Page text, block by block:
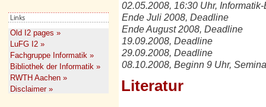
Old I2 pages »
LuFG I2 »
Fachgruppe Informatik »
Bibliothek der Informatik »
RWTH Aachen »
Disclaimer »
02.05.2008, 16:30 Uhr,
Ende Juli 2008, Deadline
Ende August 2008, Deadline
19.09.2008, Deadline
29.09.2008, Deadline
08.10.2008, Beginn 9 Uhr,
Literatur